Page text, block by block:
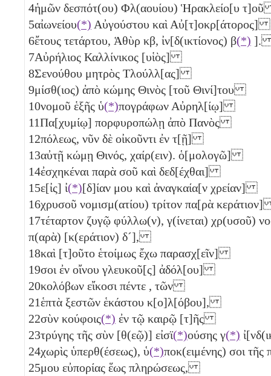
4ἡμῶν δεσπότ(ου) Φλ(αουίου) Ἡρακλείο[υ
5αἰωνείου(*) Αὐγούστου καὶ Αὐ[τ]οκρ[άτορος]
6ἔτους τετάρτου, Ἁθὺρ κβ, ἰν[δ(ικτίονος) β(*)
7Αὐρήλιος Καλλίνικος [υἱὸς]
8Σενούθου μητρὸς Τλούλλ[ας]
9μίσθ(ιος) ἀπὸ κώμης Θινὸς [τοῦ Θινί]του
10νομοῦ ἑξῆς ὑ(*)πογράφων Αὐρηλ[ίῳ]
11Πα[χυμίῳ] πορφυροπώλῃ ἀπὸ Πανὸς
12πόλεως, νῦν δὲ οἰκοῦντι ἐν τ[ῇ]
13αὐτῇ κώμῃ Θινός, χαίρ(ειν). ὁ[μολογῶ]
14ἐσχηκέναι παρὰ σοῦ καὶ δεδ[έχθαι]
15ε[ἰς] ἰ(*)[δ]ίαν μου καὶ ἀναγκαία[ν χρείαν]
16χρυσοῦ νομισμ(ατίου) τρίτον πα[ρὰ
17τέταρτον ζυγῷ φύλλω(ν), γ(ίνεται) χρ(υσοῦ)
π(αρὰ) [κ(εράτιον) δ´],
18καὶ [τ]οῦτο ἑτοίμως ἔχω παρασχ[εῖν]
19σοι ἐν οἴνου γλευκοῦ[ς] ἀδόλ[ου]
20κολόβων εἴκοσι πέντε , τῶν
21ἑπτὰ ξεστῶν ἑκάστου κ[ο]λ[όβου],
22σὺν κούφοις(*) ἐν τῷ καιρῷ [τ]ῆς
23τρύγης τῆς σὺν [θ(εῷ)] εἰσϊ(*)ούσης γ(*)
24χωρὶς ὑπερθ(έσεως), ὑ(*)ποκ(ειμένης) σοι
25μου εὐπορίας ἕως πληρώσεως,